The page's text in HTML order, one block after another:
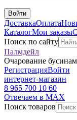
Войти
ДоставкаОплата
КаталогМои заказы
Поиск по сайту
Палмдейл
Очарование
РегистрацияВойти
интернет-магазин
8 965 700 10 60
Отвечаем в MAX
Поиск товаров